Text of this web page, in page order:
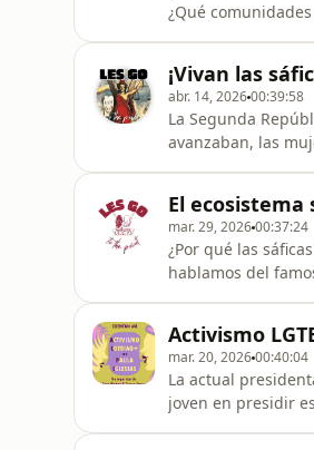
¿Qué
cama con
¡Vivan las
abr. 14, 202600:39:58
La Segunda
avanzaban, las
o cuando todo el
El ecosistema
mar. 29, 202600:37:24
¿Por qué las
hablamos del
Castro y Ana
Activismo
mar. 20, 202600:40:04
La actual
joven en presidir